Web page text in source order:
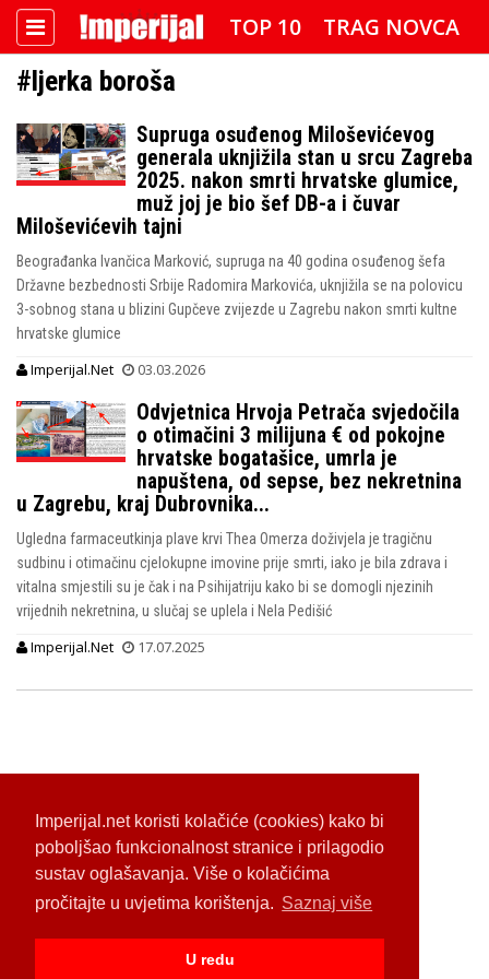
Imperijal.net koristi kolačiće (cookies) kako bi
poboljšao funkcionalnost stranice i prilagodio
sustav oglašavanja. Više o kolačićima
pročitajte u uvjetima korištenja. Saznaj više
U redu
TOP 10
TRAG NOVCA
DETEKTOR
FOTO SPECIJAL
IMPERIJAL VIDEO
RADAR
IMPERIJAL & FREETIME
IMPERIJALOVE POZNATE FACE
#ljerka boroša
Supruga osuđenog Miloševićevog
generala uknjižila stan u srcu Zagreba
2025. nakon smrti hrvatske glumice,
muž joj je bio šef DB-a i čuvar
Miloševićevih tajni
Beograđanka Ivančica Marković, supruga na 40 godina osuđenog šefa
Državne bezbednosti Srbije Radomira Markovića, uknjižila se na polovicu
3-sobnog stana u blizini Gupčeve zvijezde u Zagrebu nakon smrti kultne
hrvatske glumice
Imperijal.Net 03.03.2026
Odvjetnica Hrvoja Petrača svjedočila
o otimačini 3 milijuna € od pokojne
hrvatske bogatašice, umrla je
napuštena, od sepse, bez nekretnina
u Zagrebu, kraj Dubrovnika...
Ugledna farmaceutkinja plave krvi Thea Omerza doživjela je tragičnu
sudbinu i otimačinu cjelokupne imovine prije smrti, iako je bila zdrava i
vitalna smjestili su je čak i na Psihijatriju kako bi se domogli njezinih
vrijednih nekretnina, u slučaj se uplela i Nela Pedišić
Imperijal.Net 17.07.2025